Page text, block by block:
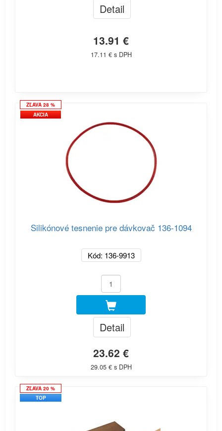
Detail
13.91 €
17.11 € s DPH
ZĽAVA 28 %
AKCIA
Silikónové tesnenie pre dávkovač 136-1094
Kód: 136-9913
Detail
23.62 €
29.05 € s DPH
ZĽAVA 20 %
TOP